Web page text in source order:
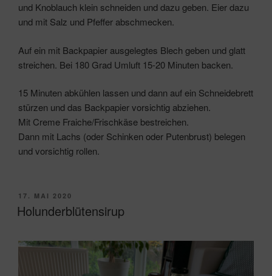
und Knoblauch klein schneiden und dazu geben. Eier dazu
und mit Salz und Pfeffer abschmecken.
Auf ein mit Backpapier ausgelegtes Blech geben und glatt
streichen. Bei 180 Grad Umluft 15-20 Minuten backen.
15 Minuten abkühlen lassen und dann auf ein Schneidebrett
stürzen und das Backpapier vorsichtig abziehen.
Mit Creme Fraiche/Frischkäse bestreichen.
Dann mit Lachs (oder Schinken oder Putenbrust) belegen
und vorsichtig rollen.
VERÖFFENTLICHT
AM
17. MAI 2020
Holunderblütensirup